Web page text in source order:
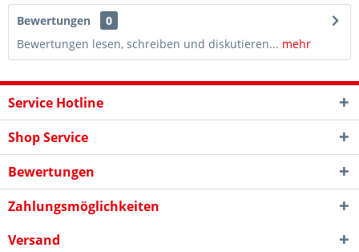
Bewertungen
0
Bewertungen lesen, schreiben und diskutieren... mehr
Service Hotline
Shop Service
Bewertungen
Zahlungsmöglichkeiten
Versand